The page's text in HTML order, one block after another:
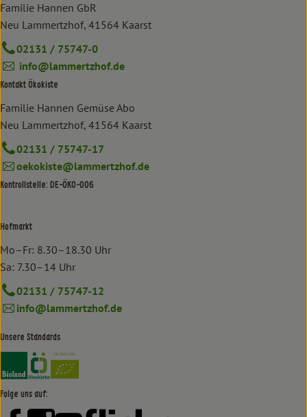
Familie Hannen GbR
Neu Lammertzhof, 41564 Kaarst
02131 / 75747-0
info@lammertzhof.de
Kontakt Ökokiste
Familie Hannen Gemüse Abo
Neu Lammertzhof, 41564 Kaarst
02131 / 75747-17
oekokiste@lammertzhof.de
Kontrollstelle: DE-ÖKO-006
Hofmarkt
Mo–Fr: 8.30–18.30 Uhr
Sa: 7.30–14 Uhr
02131 / 75747-12
info@lammertzhof.de
Unsere Standards
Externer Link zu https://www.bioland.de/verbraucher
Externer Link zu https://www.oekokiste.de/
Folge uns auf: